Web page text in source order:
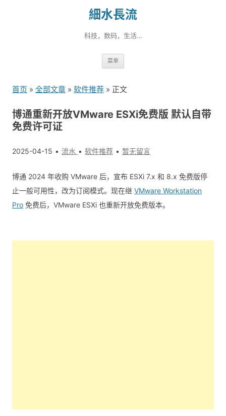
細水長流
科技，数码，生活…
菜单
到
容
首页 » 全部文章 » 软件推荐 » 正文
博通重新开放VMware ESXi免费版 默认自带
免费许可证
2025-04-15 流水 软件推荐 暂无留言
博通 2024 年收购 VMware 后，宣布 ESXi 7.x 和 8.x 免费版停
止一般可用性，改为订阅模式。现在继 VMware Workstation
Pro 免费后，VMware ESXi 也重新开放免费版本。